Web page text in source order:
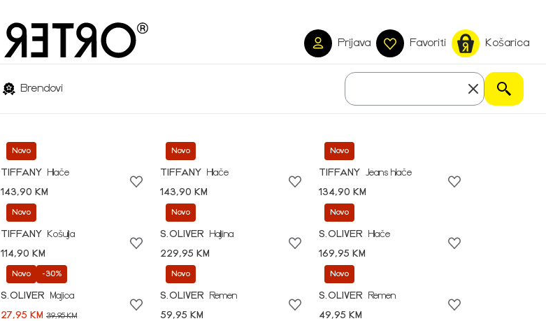
Prijava Favoriti Košarica
Brendovi
Novo
TIFFANY
Hlače
143,90 KM
Novo
TIFFANY
Hlače
143,90 KM
Novo
TIFFANY
Jeans hlače
134,90 KM
Novo
TIFFANY
Košulja
114,90 KM
Novo
S.OLIVER
Haljina
229,95 KM
Novo
S.OLIVER
Hlače
169,95 KM
Novo -30%
S.OLIVER
Majica
27,95 KM39,95 KM
Novo
S.OLIVER
Remen
59,95 KM
Novo
S.OLIVER
Remen
49,95 KM